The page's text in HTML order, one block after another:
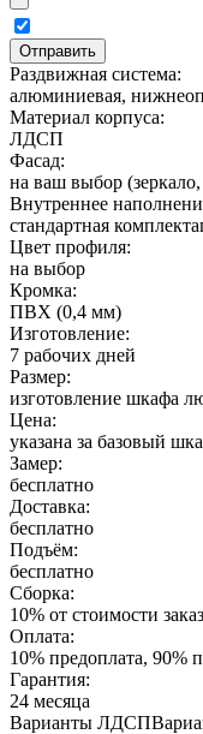
Раздвижная система:
алюминиевая,
Материал корпуса:
ЛДСП
Фасад:
на ваш выбор
Внутреннее
стандартная
Цвет профиля:
на выбор
Кромка:
ПВХ (0,4 мм)
Изготовление:
7 рабочих дней
Размер:
изготовление шкафа
Цена:
указана за базовый
Замер:
бесплатно
Доставка:
бесплатно
Подъём:
бесплатно
Сборка:
10% от стоимости
Оплата:
10% предоплата, 90%
Гарантия:
24 месяца
Варианты ЛДСП